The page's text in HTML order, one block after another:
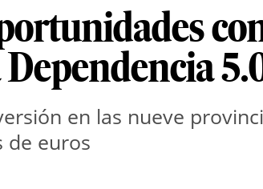
en las nueve
de euros